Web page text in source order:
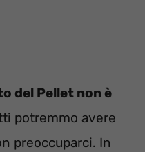
del Pellet non è
potremmo avere
preoccuparci. In